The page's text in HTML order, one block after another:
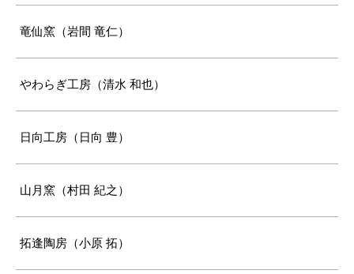
竜仙窯（岩間 竜仁）
やわらぎ工房（清水 和也）
日向工房（日向 豊）
山月窯（村田 紀之）
拓逢陶房（小原 拓）